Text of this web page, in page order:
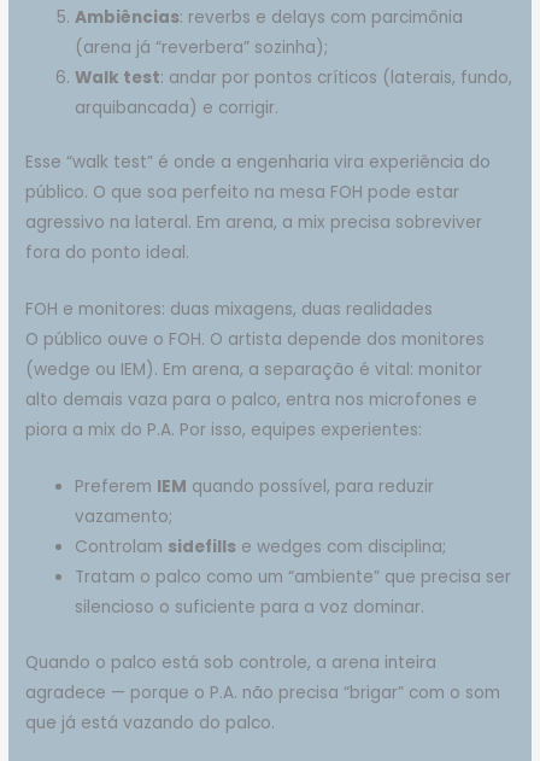
Ambiências: reverbs e delays com parcimônia
(arena já “reverbera” sozinha);
Walk test: andar por pontos críticos (laterais, fundo,
arquibancada) e corrigir.
Esse “walk test” é onde a engenharia vira experiência do
público. O que soa perfeito na mesa FOH pode estar
agressivo na lateral. Em arena, a mix precisa sobreviver
fora do ponto ideal.
FOH e monitores: duas mixagens, duas realidades
O público ouve o FOH. O artista depende dos monitores
(wedge ou IEM). Em arena, a separação é vital: monitor
alto demais vaza para o palco, entra nos microfones e
piora a mix do P.A. Por isso, equipes experientes:
Preferem IEM quando possível, para reduzir
vazamento;
Controlam sidefills e wedges com disciplina;
Tratam o palco como um “ambiente” que precisa ser
silencioso o suficiente para a voz dominar.
Quando o palco está sob controle, a arena inteira
agradece — porque o P.A. não precisa “brigar” com o som
que já está vazando do palco.